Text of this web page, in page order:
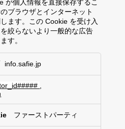
が個人情報を直接保存するこ
ブラウザとインターネット
ます。この Cookie を受け入
絞らないより一般的な広告
す。
info.safie.jp
ファーストパーティ